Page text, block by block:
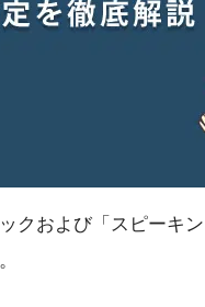
クおよび「スピーキ